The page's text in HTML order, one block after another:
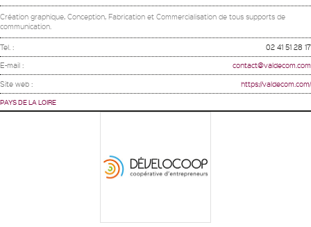
Création graphique, Conception, Fabrication et Commercialisation de tous supports de
communication.
Tel. : 02 41 51 28 17
E-mail : contact@valdecom.com
Site web : https://valdecom.com/
PAYS DE LA LOIRE